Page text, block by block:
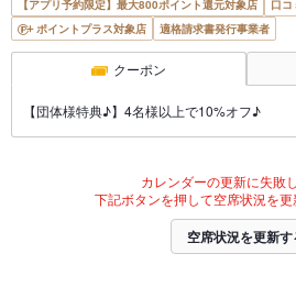
【アプリ予約限定】最大800ポイント還元対象店
口
ポイントプラス対象店
適格請求書発行事業者
クーポン
【団体様特典♪】4名様以上で10%オフ♪
カレンダーの更新に失敗
下記ボタンを押して空席状況を更
空席状況を更新す